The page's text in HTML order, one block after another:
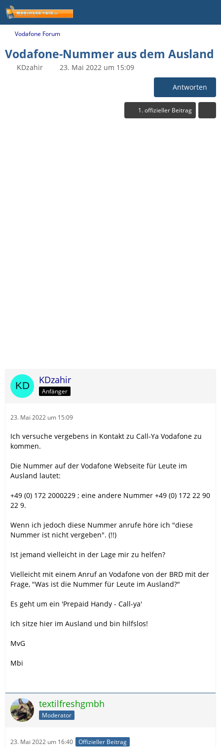
Vodafone Forum
Vodafone-Nummer aus dem Ausland
KDzahir 23. Mai 2022 um 15:09
Antworten
1. offizieller Beitrag
KDzahir
Anfänger
23. Mai 2022 um 15:09
Ich versuche vergebens in Kontakt zu Call-Ya Vodafone zu
kommen.
Die Nummer auf der Vodafone Webseite für Leute im
Ausland lautet:
+49 (0) 172 2000229 ; eine andere Nummer +49 (0) 172 22 90
22 9.
Wenn ich jedoch diese Nummer anrufe höre ich "diese
Nummer ist nicht vergeben". (!!)
Ist jemand vielleicht in der Lage mir zu helfen?
Vielleicht mit einem Anruf an Vodafone von der BRD mit der
Frage, "Was ist die Nummer für Leute im Ausland?"
Es geht um ein 'Prepaid Handy - Call-ya'
Ich sitze hier im Ausland und bin hilfslos!
MvG
Mbi
textilfreshgmbh
Moderator
23. Mai 2022 um 16:40 Offizieller Beitrag